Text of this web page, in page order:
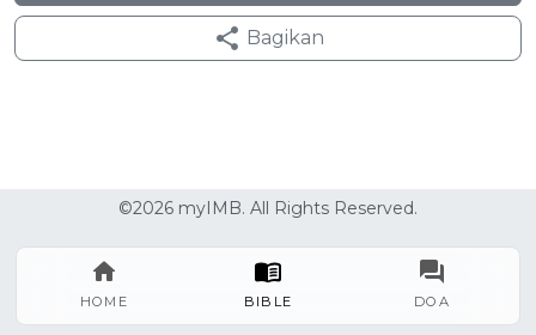
HOME BIBLE DOA
Bagikan
©2026 myIMB. All Rights Reserved.